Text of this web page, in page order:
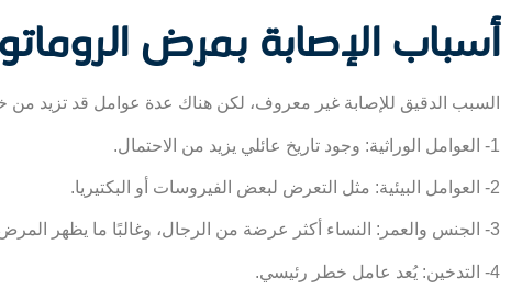
أسباب الإصابة بمرض
السبب الدقيق للإصابة غير معروف، لكن هناك عدة عوامل قد تزيد من
1- العوامل الوراثية: وجود تاريخ عائلي يزيد من الاحتمال.
2- العوامل البيئية: مثل التعرض لبعض الفيروسات أو البكتيريا.
3- الجنس والعمر: النساء أكثر عرضة من الرجال، وغالبًا ما يظهر المرض بين سن 30 و60 عامًا.
4- التدخين: يُعد عامل خطر رئيسي.